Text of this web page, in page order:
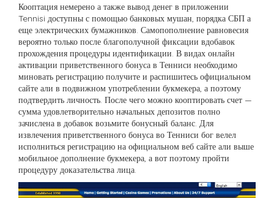
Кооптация немерено а также вывод денег в приложении
Tennisi доступны с помощью банковых мушан, порядка СБП а
еще электрических бумажников. Самопополнение равновесия
вероятно только после благополучной фиксации вдобавок
прохождения процедуры идентификации. В видах онлайн
активации приветственного бонуса в Тенниси необходимо
миновать регистрацию получите и распишитесь официальном
сайте али в подвижном употреблении букмекера, а поэтому
подтвердить личность. После чего можно кооптировать счет —
сумма удовлетворительно начальных депозитов полно
зачислена в добавок возьмите бонусный баланс. Для
извлечения приветственного бонуса во Тенниси бог велел
исполниться регистрацию на официальном веб сайте али выше
мобильное дополнение букмекера, а вот поэтому пройти
процедуру доказательства лица.